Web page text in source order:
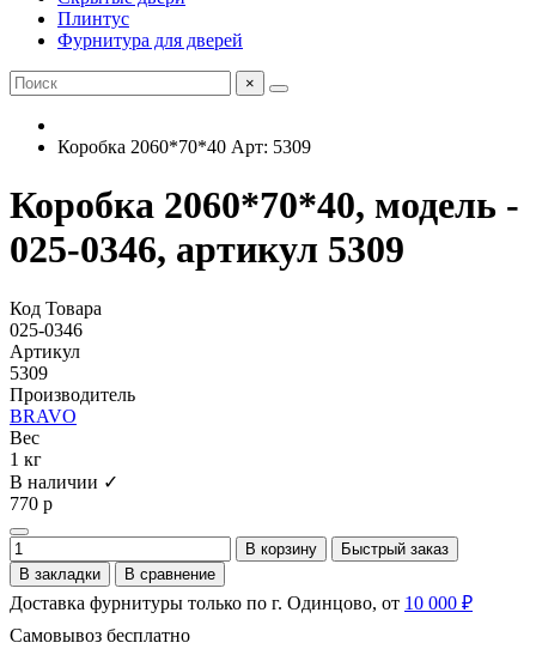
Плинтус
Фурнитура для дверей
×
Коробка 2060*70*40 Арт: 5309
Коробка 2060*70*40, модель -
025-0346, артикул 5309
Код Товара
025-0346
Артикул
5309
Производитель
BRAVO
Вес
1 кг
В наличии ✓
770 р
В корзину
Быстрый заказ
В закладки
В сравнение
Доставка фурнитуры только по г. Одинцово, от 10 000 ₽
Самовывоз бесплатно